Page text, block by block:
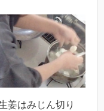
姜はみじん切り